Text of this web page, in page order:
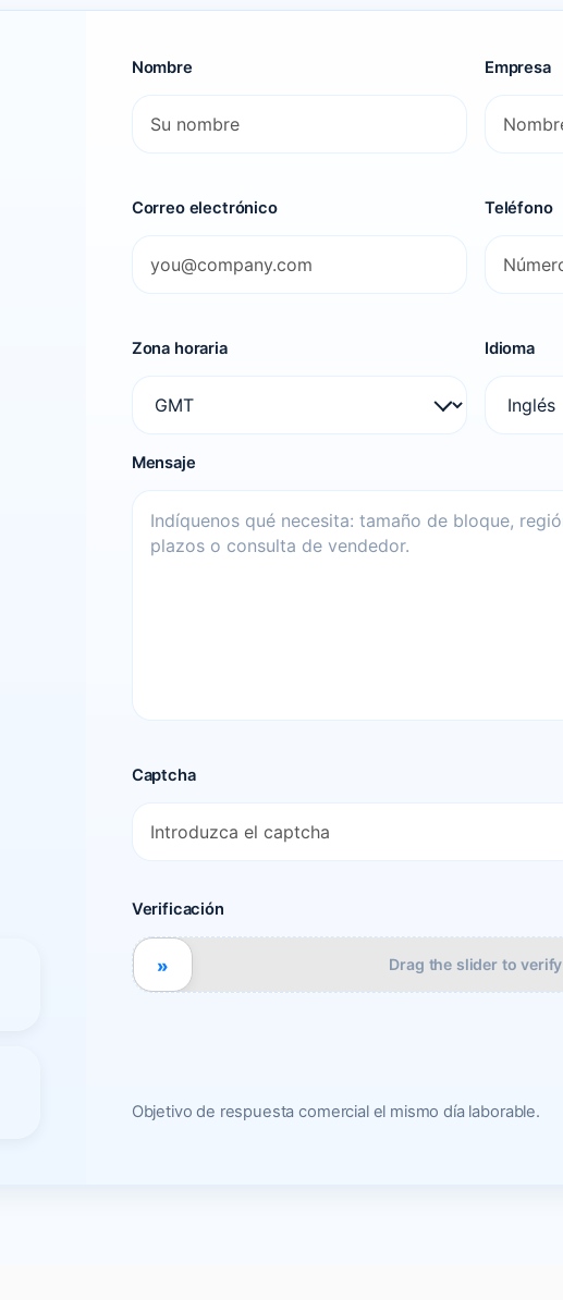
Nombre Empresa
Correo electrónico Teléfono
Zona horaria Idioma
Mensaje
Captcha
Verificación
Drag the slider to verify
»
Objetivo de respuesta comercial el mismo día laborable.